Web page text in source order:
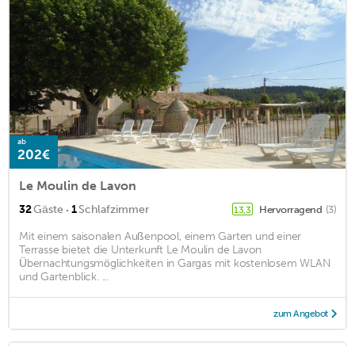
ab
202€
Le Moulin de Lavon
32Gäste · 1Schlafzimmer 13,3 Hervorragend (3)
Mit einem saisonalen Außenpool, einem Garten und einer
Terrasse bietet die Unterkunft Le Moulin de Lavon
Übernachtungsmöglichkeiten in Gargas mit kostenlosem WLAN
und Gartenblick. ...
zum Angebot